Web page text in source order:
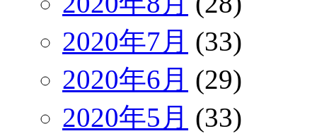
2020年7月 (33)
2020年6月 (29)
2020年5月 (33)